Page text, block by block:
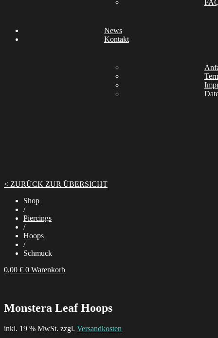
News
Kontakt
< ZURÜCK ZUR ÜBERSICHT
Shop
/
Piercings
/
Hoops
/
Schmuck
0,00 € 0 Warenkorb
Monstera Leaf Hoops
inkl. 19 % MwSt. zzgl. Versandkosten